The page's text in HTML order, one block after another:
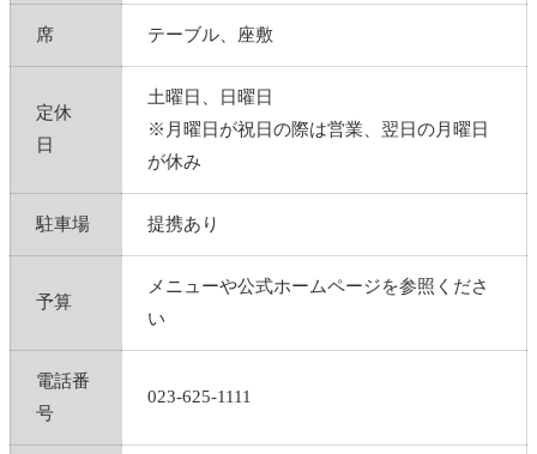
席 テーブル、座敷
定休
日
土曜日、日曜日
※月曜日が祝日の際は営業、翌日の月曜日
が休み
駐車場 提携あり
予算
メニューや公式ホームページを参照くださ
い
電話番
号
023-625-1111